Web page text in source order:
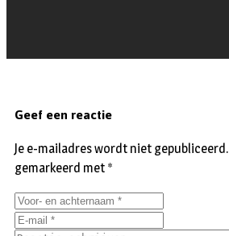
Geef een reactie
Je e-mailadres wordt niet gepubliceerd.
gemarkeerd met *